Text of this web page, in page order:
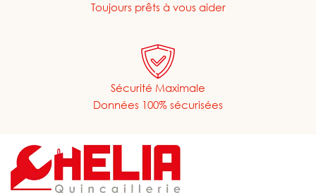
Toujours prêts à vous aider
Sécurité Maximale
Données 100% sécurisées